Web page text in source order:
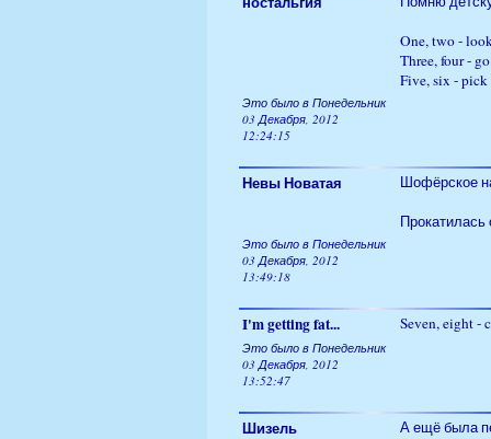
One, two -
Three, four -
Five, six - pick
Это было в Понедельник
03 Декабря, 2012
12:24:15
Невы Новатая
Шофёрское
Это было в Понедельник
03 Декабря, 2012
13:49:18
I'm getting fat... Seven, eight -
Это было в Понедельник
03 Декабря, 2012
13:52:47
Шизель
А ещё была